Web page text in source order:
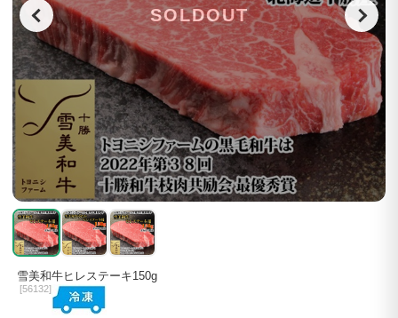
SOLDOUT
雪美和牛ヒレステーキ150g
[56132]